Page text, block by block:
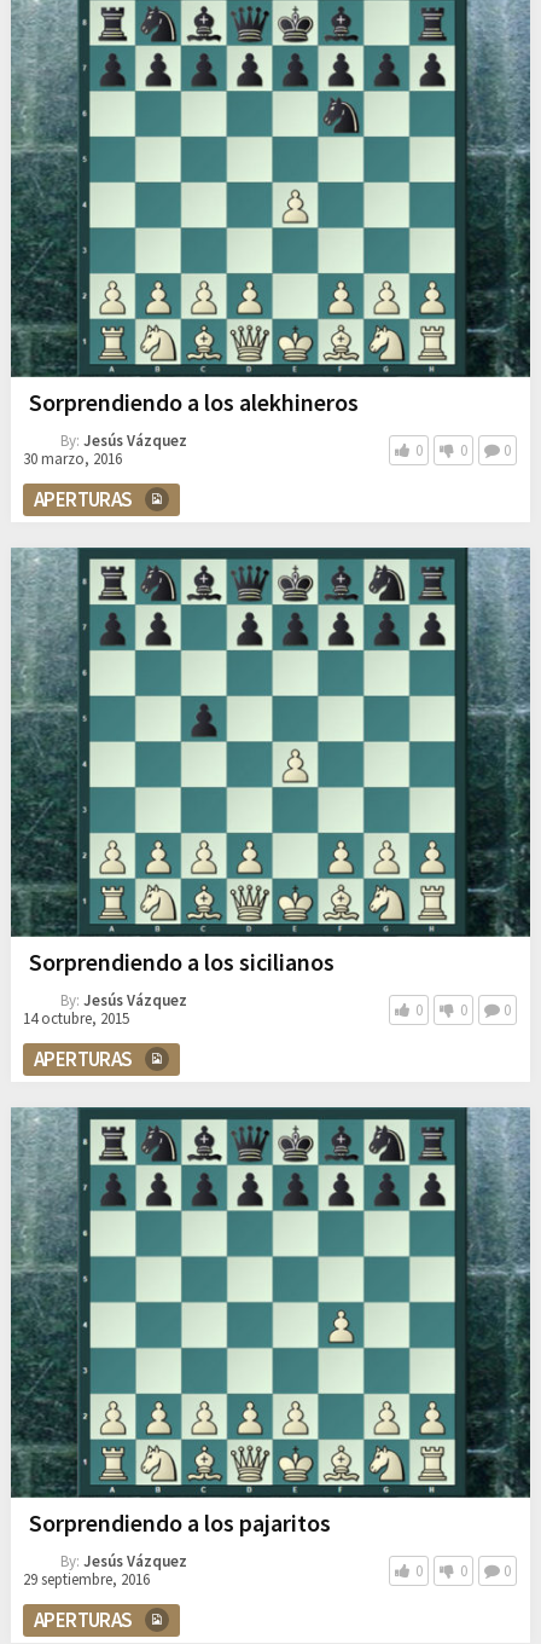
Sorprendiendo a los alekhineros
By: Jesús Vázquez
30 marzo, 2016
0 0 0
APERTURAS
Sorprendiendo a los sicilianos
By: Jesús Vázquez
14 octubre, 2015
0 0 0
APERTURAS
Sorprendiendo a los pajaritos
By: Jesús Vázquez
29 septiembre, 2016
0 0 0
APERTURAS